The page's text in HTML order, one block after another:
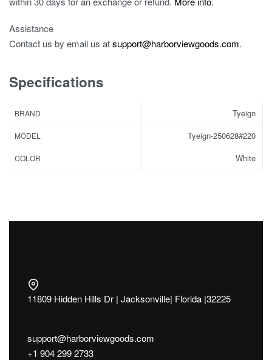
Assistance
Contact us by email us atsupport@harborviewgoods.com.
Specifications
BRAND Tyeign
MODEL Tyeign-250628#220
COLOR White
11809 Hidden Hills Dr | Jacksonville| Florida |32225
support@harborviewgoods.com
+1 904 299 2733